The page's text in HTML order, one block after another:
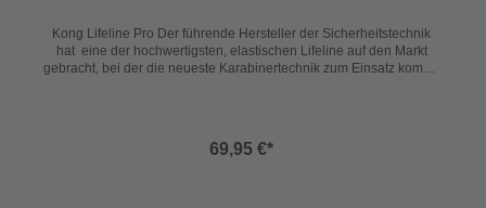
Kong Lifeline Pro Der führende Hersteller der Sicherheitstechnik
hat eine der hochwertigsten, elastischen Lifeline auf den Markt
gebracht, bei der die neueste Karabinertechnik zum Einsatz kommt.
Sicherheitskarabiner und einem selbstsicherndem, asymetrischem
69,95 €*